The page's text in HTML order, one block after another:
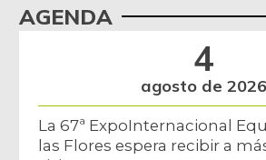
AGENDA
4
agosto de 2026
La 67ª ExpoInternacional
las Flores espera recibir a